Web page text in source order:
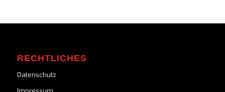
RECHTLICHES
Datenschutz